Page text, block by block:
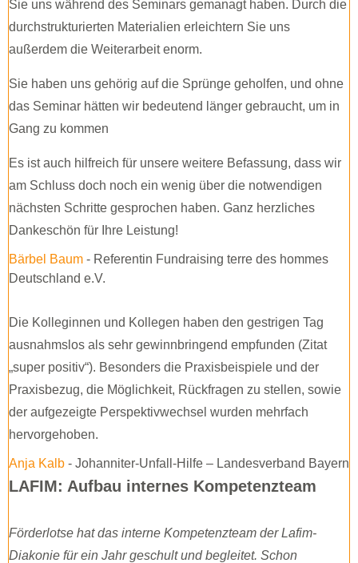
Sie uns während des Seminars gemanagt haben. Durch die
durchstrukturierten Materialien erleichtern Sie uns
außerdem die Weiterarbeit enorm.
Sie haben uns gehörig auf die Sprünge geholfen, und ohne
das Seminar hätten wir bedeutend länger gebraucht, um in
Gang zu kommen
Es ist auch hilfreich für unsere weitere Befassung, dass wir
am Schluss doch noch ein wenig über die notwendigen
nächsten Schritte gesprochen haben. Ganz herzliches
Dankeschön für Ihre Leistung!
Bärbel Baum - Referentin Fundraising terre des hommes
Deutschland e.V.
Die Kolleginnen und Kollegen haben den gestrigen Tag
ausnahmslos als sehr gewinnbringend empfunden (Zitat
„super positiv“). Besonders die Praxisbeispiele und der
Praxisbezug, die Möglichkeit, Rückfragen zu stellen, sowie
der aufgezeigte Perspektivwechsel wurden mehrfach
hervorgehoben.
Anja Kalb - Johanniter-Unfall-Hilfe – Landesverband Bayern
LAFIM: Aufbau internes Kompetenzteam
Förderlotse hat das interne Kompetenzteam der Lafim-
Diakonie für ein Jahr geschult und begleitet. Schon